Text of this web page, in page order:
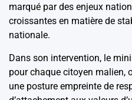
marqué par des enjeux
croissantes en matière de
nationale.
Dans son intervention, le
pour chaque citoyen malien,
une posture empreinte de